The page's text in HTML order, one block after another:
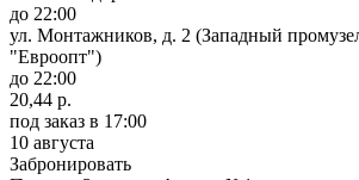
до 22:00
ул. Монтажников, д. 2 (Западный
"Евроопт")
до 22:00
20,44 р.
под заказ в 17:00
10 августа
Забронировать